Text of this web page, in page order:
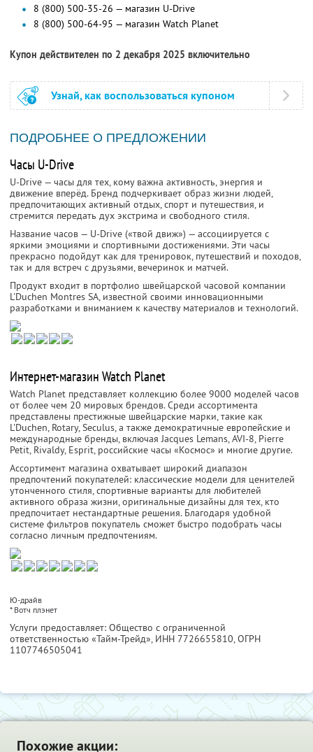
8 (800) 500-35-26 — магазин U-Drive
8 (800) 500-64-95 — магазин Watch Planet
Купон действителен по 2 декабря 2025 включительно
Узнай, как воспользоваться купоном
ПОДРОБНЕЕ О ПРЕДЛОЖЕНИИ
Часы U-Drive
U-Drive — часы для тех, кому важна активность, энергия и
движение вперёд. Бренд подчеркивает образ жизни людей,
предпочитающих активный отдых, спорт и путешествия, и
стремится передать дух экстрима и свободного стиля.
Название часов — U-Drive («твой движ») — ассоциируется с
яркими эмоциями и спортивными достижениями. Эти часы
прекрасно подойдут как для тренировок, путешествий и походов,
так и для встреч с друзьями, вечеринок и матчей.
Продукт входит в портфолио швейцарской часовой компании
L'Duchen Montres SA, известной своими инновационными
разработками и вниманием к качеству материалов и технологий.
Интернет-магазин Watch Planet
Watch Planet представляет коллекцию более 9000 моделей часов
от более чем 20 мировых брендов. Среди ассортимента
представлены престижные швейцарские марки, такие как
L'Duchen, Rotary, Seculus, а также демократичные европейские и
международные бренды, включая Jacques Lemans, AVI-8, Pierre
Petit, Rivaldy, Esprit, российские часы «Космос» и многие другие.
Ассортимент магазина охватывает широкий диапазон
предпочтений покупателей: классические модели для ценителей
утонченного стиля, спортивные варианты для любителей
активного образа жизни, оригинальные дизайны для тех, кто
предпочитает нестандартные решения. Благодаря удобной
системе фильтров покупатель сможет быстро подобрать часы
согласно личным предпочтениям.
Ю-драйв
*Вотч плэнет
Услуги предоставляет: Общество с ограниченной
ответственностью «Тайм-Трейд», ИНН 7726655810, ОГРН
1107746505041
Похожие акции: